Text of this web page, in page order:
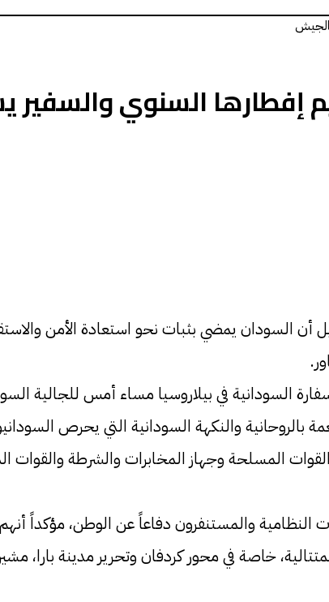
إفطارها السنوي والسفير
السودان يمضي بثبات نحو استعادة الأمن
السودانية في بيلاروسيا مساء أمس للجالية
والنكهة السودانية التي يحرص
المسلحة وجهاز المخابرات والشرطة والقوات
النظامية والمستنفرون دفاعاً عن الوطن، مؤكداً
خاصة في محور كردفان وتحرير مدينة بارا،